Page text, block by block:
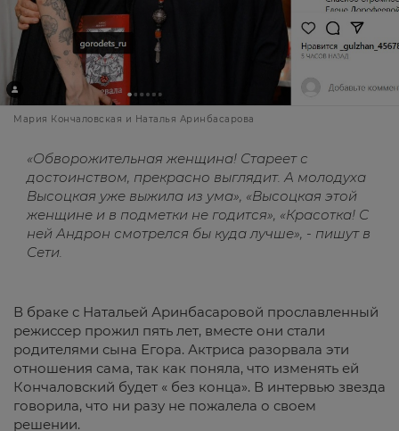
Мария Кончаловская и Наталья Аринбасарова
«Обворожительная женщина! Стареет с
достоинством, прекрасно выглядит. А молодуха
Высоцкая уже выжила из ума», «Высоцкая этой
женщине и в подметки не годится», «Красотка! С
ней Андрон смотрелся бы куда лучше», - пишут в
Сети.
В браке с Натальей Аринбасаровой прославленный
режиссер прожил пять лет, вместе они стали
родителями сына Егора. Актриса разорвала эти
отношения сама, так как поняла, что изменять ей
Кончаловский будет « без конца». В интервью звезда
говорила, что ни разу не пожалела о своем
решении.